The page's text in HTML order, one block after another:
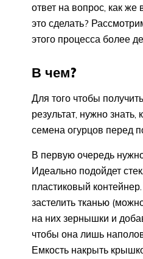
ответ на вопрос, как же
это сделать?
этого процесса более
В чем?
Для того чтобы
результат, нужно знать,
семена огурцов перед
В первую очередь
Идеально подойдет
пластиковый
застелить тканью
на них зернышки и
чтобы она лишь
Емкость накрыть